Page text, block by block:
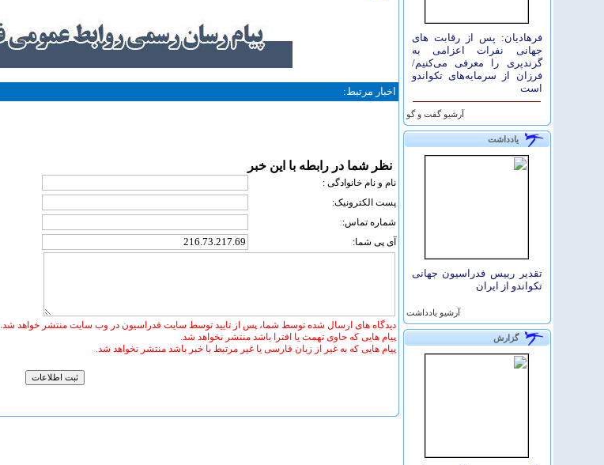
اخبار مرتبط:
نظر شما در رابطه با اين خبر
نام و نام خانوادگی :
پست الکترونيک:
شماره تماس:
آی پی شما:
دیدگاه های ارسال شده توسط شما، پس از تایید توسط سایت فدراسیون در وب سایت منتشر خواهد شد.
پیام هایی که حاوی تهمت یا افترا باشد منتشر نخواهد شد.
پیام هایی که به غیر از زبان فارسی یا غیر مرتبط با خبر باشد منتشر نخواهد شد.
فرهادیان: پس از رقابت های
جهانی نفرات اعزامی به
گرندپری را معرفی می‌کنیم/
فرزان از سرمایه‌های تکواندو
است
آرشيو گفت و گو
یادداشت
تقدیر رییس فدراسیون جهانی
تکواندو از ایران
آرشيو یادداشت
گزارش